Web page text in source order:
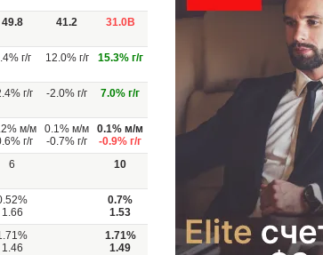
49.8 41.2 31.0B
г/г 12.0% г/г 15.3% г/г
г/г -2.0% г/г 7.0% г/г
м/м
г/г
0.1% м/м
-0.7% г/г
0.1% м/м
-0.9% г/г
6 10
1.66
0.7%
1.53
1.46
1.71%
1.49